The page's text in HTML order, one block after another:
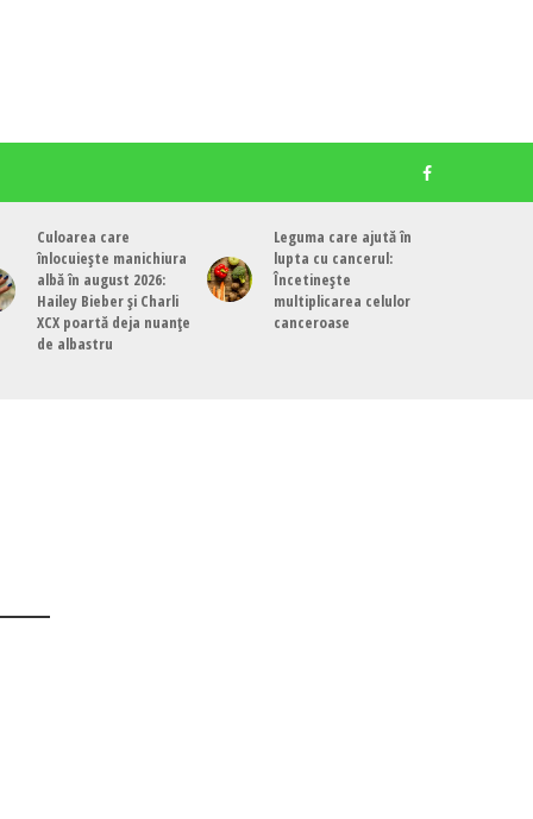
Culoarea care
înlocuiește manichiura
albă în august 2026:
Hailey Bieber și Charli
XCX poartă deja nuanțe
de albastru
Leguma care ajută în
lupta cu cancerul:
Încetinește
multiplicarea celulor
canceroase